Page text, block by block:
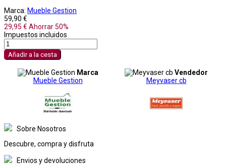
Marca: Mueble Gestion
59,90 €
29,95 € Ahorrar 50%
Impuestos incluidos
Añadir a la cesta
Marca
Mueble Gestion
Vendedor
Meyvaser cb
Sobre Nosotros
Descubre, compra y disfruta
Envios y devoluciones